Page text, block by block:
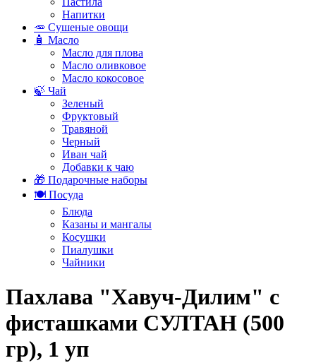
Напитки
🥕 Сушеные овощи
🧴 Масло
Масло для плова
Масло оливковое
Масло кокосовое
🍃 Чай
Зеленый
Фруктовый
Травяной
Черный
Иван чай
Добавки к чаю
🎁 Подарочные наборы
🍽️ Посуда
Блюда
Казаны и мангалы
Косушки
Пиалушки
Чайники
Пахлава "Хавуч-Дилим" с
фисташками СУЛТАН (500
гр), 1 уп